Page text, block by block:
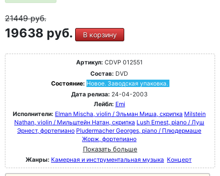
21449руб.
19638 руб. В корзину
Артикул: CDVP 012551
Состав: DVD
Состояние: Новое. Заводская упаковка.
Дата релиза: 24-04-2003
Лейбл: Emi
Исполнители: Elman Mischa, violin / Эльман Миша, скрипка Milstein
Nathan, violin / Мильштейн Натан, скрипка Lush Ernest, piano / Луш
Эрнест, фортепиано Pludermacher Georges, piano / Плюдермаше
Жорж, фортепиано
Показать больше
Жанры: Камерная и инструментальная музыка Концерт